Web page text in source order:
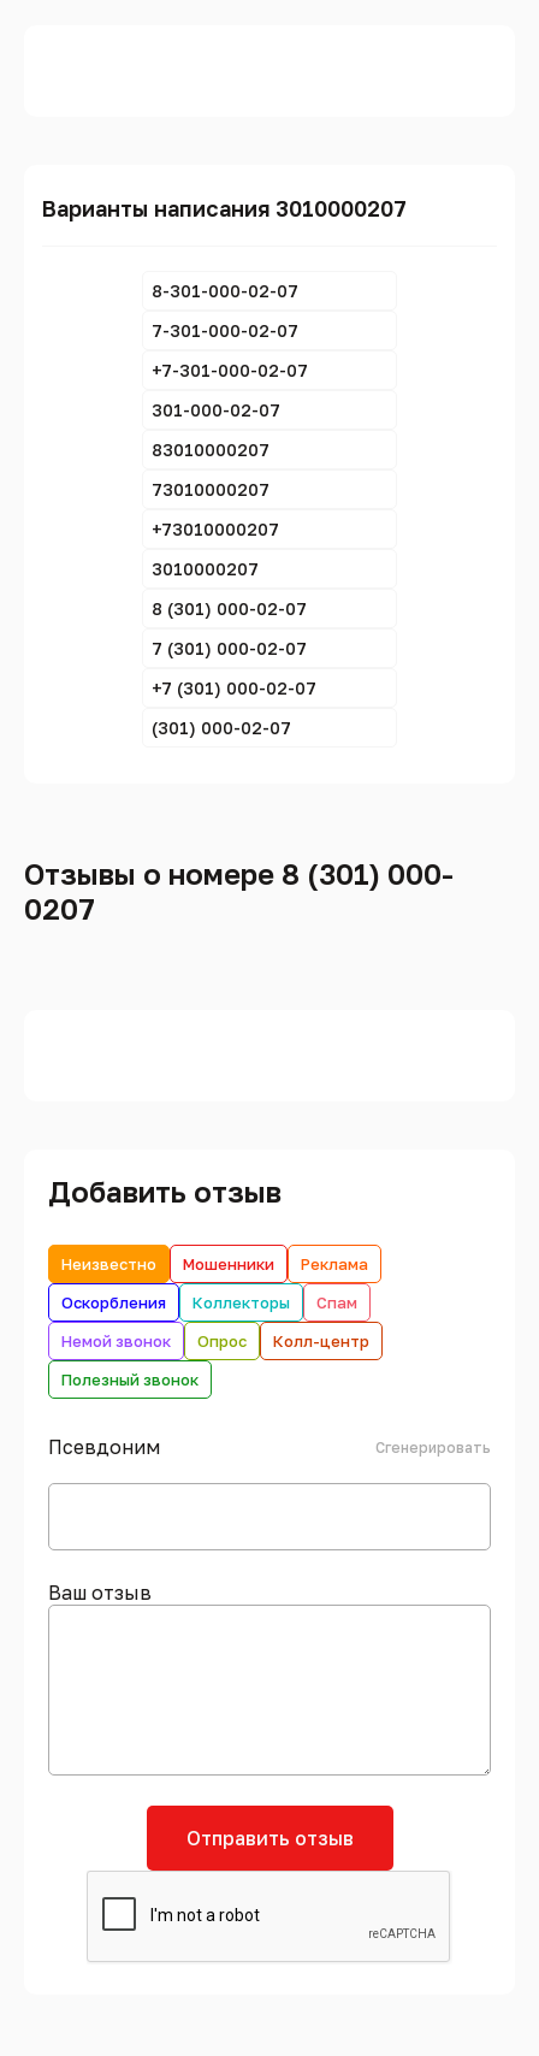
Варианты написания 3010000207
8-301-000-02-07
7-301-000-02-07
+7-301-000-02-07
301-000-02-07
83010000207
73010000207
+73010000207
3010000207
8 (301) 000-02-07
7 (301) 000-02-07
+7 (301) 000-02-07
(301) 000-02-07
Отзывы о номере 8 (301) 000-
0207
Добавить отзыв
Неизвестно Мошенники
Реклама
Оскорбления
Коллекторы
Спам
Немой звонок
Опрос
Колл-центр
Полезный звонок
Псевдоним Сгенерировать
Ваш отзыв
Отправить отзыв